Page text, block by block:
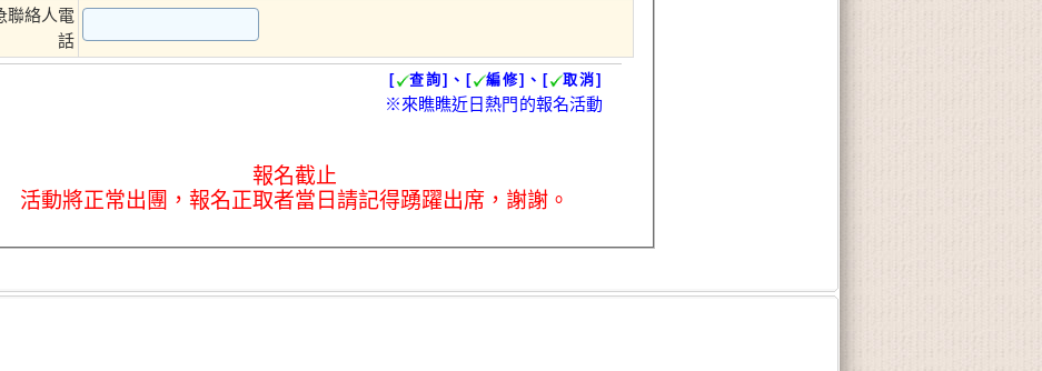
聯絡人電
話
[ 查詢]、[ 編修]、[ 取消]
※來瞧瞧近日熱門的報名活動
報名截止
活動將正常出團，報名正取者當日請記得踴躍出席，謝謝。